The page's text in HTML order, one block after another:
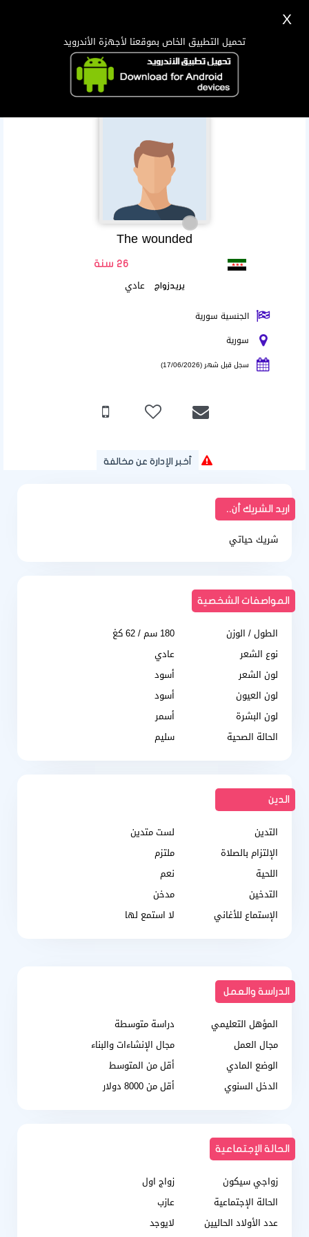
The wounded
26 سنة
يريدزواج عادي
الجنسية سورية
سورية
سجل قبل شهر (17/06/2026)
أخبر الإدارة عن مخالفة
اريد الشريك أن..
شريك حياتي
المواصفات الشخصية
الطول / الوزن
180 سم / 62 كغ
نوع الشعر
عادي
لون الشعر
أسود
لون العيون
أسود
لون البشرة
أسمر
الحالة الصحية
سليم
الدين
التدين
لست متدين
الإلتزام بالصلاة
ملتزم
اللحية
نعم
التدخين
مدخن
الإستماع للأغاني
لا استمع لها
الدراسة والعمل
المؤهل التعليمي
دراسة متوسطة
مجال العمل
مجال الإنشاءات والبناء
الوضع المادي
أقل من المتوسط
الدخل السنوي
أقل من 8000 دولار
الحالة الإجتماعية
زواجي سيكون
زواج اول
الحالة الإجتماعية
عازب
عدد الأولاد الحاليين
لايوجد
X
تحميل التطبيق الخاص بموقعنا لأجهزة الأندرويد